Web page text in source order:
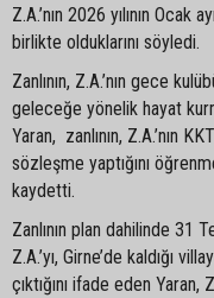
Z.A.’nın 2026 yılının Ocak
birlikte olduklarını söyledi.
Zanlının, Z.A.’nın gece
geleceğe yönelik hayat
Yaran, zanlının, Z.A.’nın
sözleşme yaptığını
kaydetti.
Zanlının plan dahilinde 31
Z.A.’yı, Girne’de kaldığı
çıktığını ifade eden Yaran,